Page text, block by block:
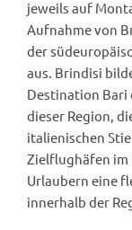
jeweils auf
Aufnahme von
der
aus. Brindisi
Destination Bari
dieser Region,
italienischen
Zielflughäfen im
Urlaubern eine
innerhalb der